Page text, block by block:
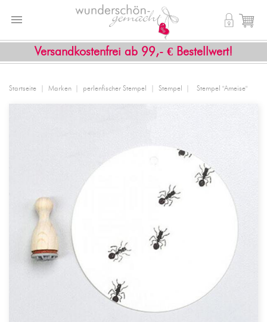
Versandkostenfrei ab 99,- € Bestellwert!
 shopping_cart

Startseite Marken perlenfischer Stempel Stempel Stempel "Ameise"